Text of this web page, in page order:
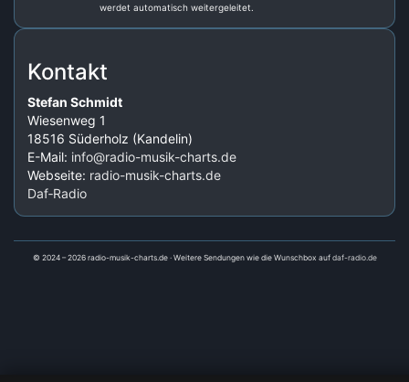
werdet automatisch weitergeleitet.
Kontakt
Stefan Schmidt
Wiesenweg 1
18516 Süderholz (Kandelin)
E-Mail: info@radio-musik-charts.de
Webseite: radio-musik-charts.de
Daf‑Radio
© 2024 – 2026 radio-musik-charts.de · Weitere Sendungen wie die Wunschbox auf daf-radio.de